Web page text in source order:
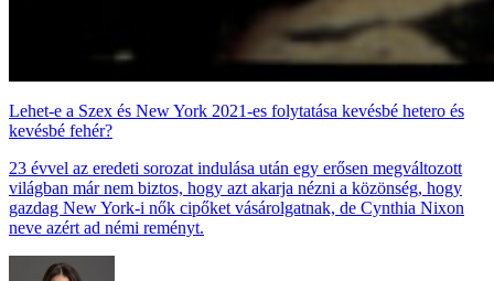
Lehet-e a Szex és New York 2021-es folytatása kevésbé hetero és
kevésbé fehér?
23 évvel az eredeti sorozat indulása után egy erősen megváltozott
világban már nem biztos, hogy azt akarja nézni a közönség, hogy
gazdag New York-i nők cipőket vásárolgatnak, de Cynthia Nixon
neve azért ad némi reményt.